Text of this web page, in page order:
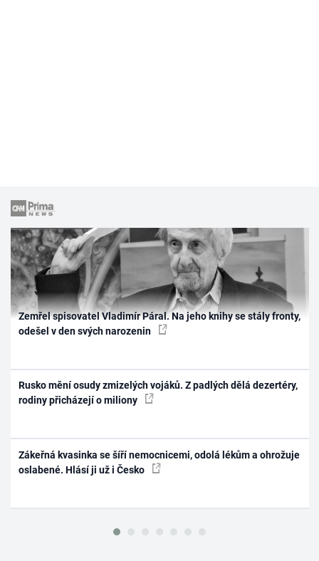
Zemřel spisovatel Vladimír Páral. Na jeho knihy se stály fronty,
odešel v den svých narozenin
Rusko mění osudy zmizelých vojáků. Z padlých dělá dezertéry,
rodiny přicházejí o miliony
Zákeřná kvasinka se šíří nemocnicemi, odolá lékům a ohrožuje
oslabené. Hlásí ji už i Česko